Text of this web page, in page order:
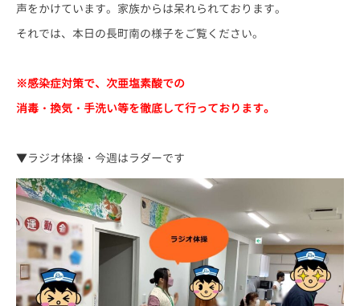
声をかけています。家族からは呆れられております。
それでは、本日の長町南の様子をご覧ください。
※感染症対策で、次亜塩素酸での
消毒・換気・手洗い等を徹底して行っております。
▼ラジオ体操・今週はラダーです